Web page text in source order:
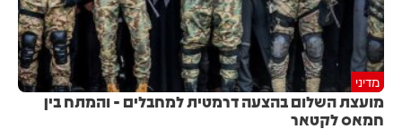
מדיני
מועצת השלום בהצעה דרמטית למחבלים - והמתח בין
חמאס לקטאר